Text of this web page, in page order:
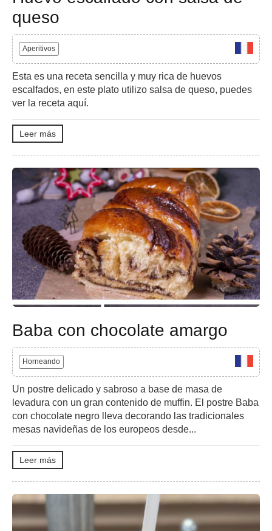
queso
Aperitivos
Esta es una receta sencilla y muy rica de huevos
escalfados, en este plato utilizo salsa de queso, puedes
ver la receta aquí.
Leer más
Baba con chocolate amargo
Horneando
Un postre delicado y sabroso a base de masa de
levadura con un gran contenido de muffin. El postre Baba
con chocolate negro lleva decorando las tradicionales
mesas navideñas de los europeos desde...
Leer más